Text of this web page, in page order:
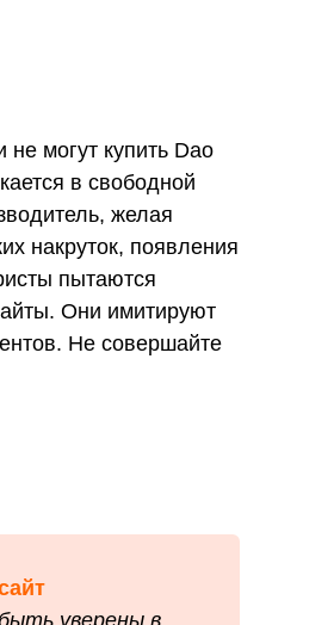
могут купить Dao
в свободной
желая
накруток, появления
пытаются
Они имитируют
Не совершайте
уверены в